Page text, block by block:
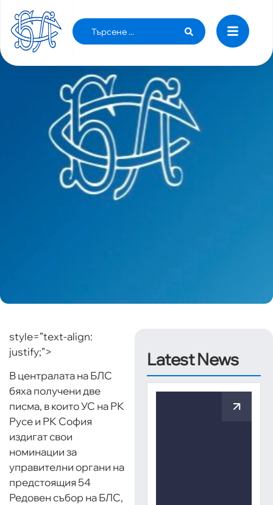
НОМИНАЦИИ ОТ РК НА БЛС ЗА
УПРАВИТЕЛНИ ОРГАНИ НА БЛС
style=”text-align:
justify;”>
В централата на БЛС
бяха получени две
писма, в които УС на РК
Русе и РК София
издигат свои
номинации за
управителни органи на
предстоящия 54
Редовен събор на БЛС,
Latest News